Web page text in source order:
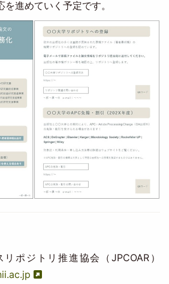
を進めていく予定です。
ポジトリ推進協会（JPCOAR）